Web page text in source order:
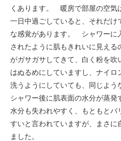
くあります。 暖房で部屋の空気
一日中過ごしていると、それだけ
な感覚があります。 シャワーに
されたように肌もきれいに見える
がガサガサしてきて、白く粉を
はぬるめにしていますし、ナイロ
洗うようにしていても、同じよ
シャワー後に肌表面の水分が蒸
水分も失われやすく、もともとバ
すいと言われていますが、まさに
ました。